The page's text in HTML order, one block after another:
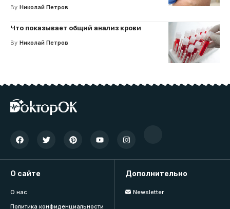
By Николай Петров
Что показывает общий анализ крови
By Николай Петров
О сайте
О нас
Политика конфиденциальности
Дополнительно
Newsletter